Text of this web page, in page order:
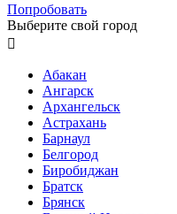
Попробовать
Выберите свой город

Абакан
Ангарск
Архангельск
Астрахань
Барнаул
Белгород
Биробиджан
Братск
Брянск